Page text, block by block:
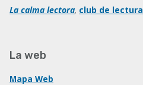
La calma lectora, club de lectura
La web
Mapa Web